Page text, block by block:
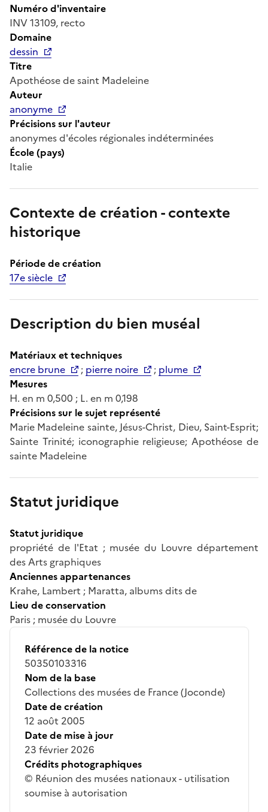
Numéro d'inventaire
INV 13109, recto
Domaine
dessin
Titre
Apothéose de saint Madeleine
Auteur
anonyme
Précisions sur l'auteur
anonymes d'écoles régionales indéterminées
École (pays)
Italie
Contexte de création - contexte
historique
Période de création
17e siècle
Description du bien muséal
Matériaux et techniques
encre brune
; pierre noire ; plume
Mesures
H. en m 0,500 ; L. en m 0,198
Précisions sur le sujet représenté
Marie Madeleine sainte, Jésus-Christ, Dieu, Saint-Esprit;
Sainte Trinité; iconographie religieuse; Apothéose de
sainte Madeleine
Statut juridique
Statut juridique
propriété de l'Etat ; musée du Louvre département
des Arts graphiques
Anciennes appartenances
Krahe, Lambert ; Maratta, albums dits de
Lieu de conservation
Paris ; musée du Louvre
Référence de la notice
50350103316
Nom de la base
Collections des musées de France (Joconde)
Date de création
12 août 2005
Date de mise à jour
23 février 2026
Crédits photographiques
© Réunion des musées nationaux - utilisation
soumise à autorisation